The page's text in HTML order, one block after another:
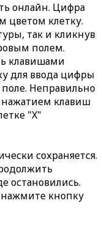
онлайн. Цифра
цветом клетку.
так и кликнув
полем.
клавишами
для ввода цифры
Неправильно
клавиш
"X"
сохраняется.
остановились.
нажмите кнопку